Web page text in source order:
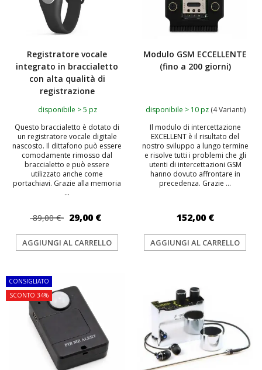
Registratore vocale
integrato in braccialetto
con alta qualità di
registrazione
disponibile > 5 pz
Questo braccialetto è dotato di
un registratore vocale digitale
nascosto. Il dittafono può essere
comodamente rimosso dal
braccialetto e può essere
utilizzato anche come
portachiavi. Grazie alla memoria
...
89,00 € 29,00 €
AGGIUNGI AL CARRELLO
Modulo GSM ECCELLENTE
(fino a 200 giorni)
disponibile > 10 pz (4 Varianti)
Il modulo di intercettazione
EXCELLENT è il risultato del
nostro sviluppo a lungo termine
e risolve tutti i problemi che gli
utenti di intercettazioni GSM
hanno dovuto affrontare in
precedenza. Grazie ...
152,00 €
AGGIUNGI AL CARRELLO
CONSIGLIATO
SCONTO 34%